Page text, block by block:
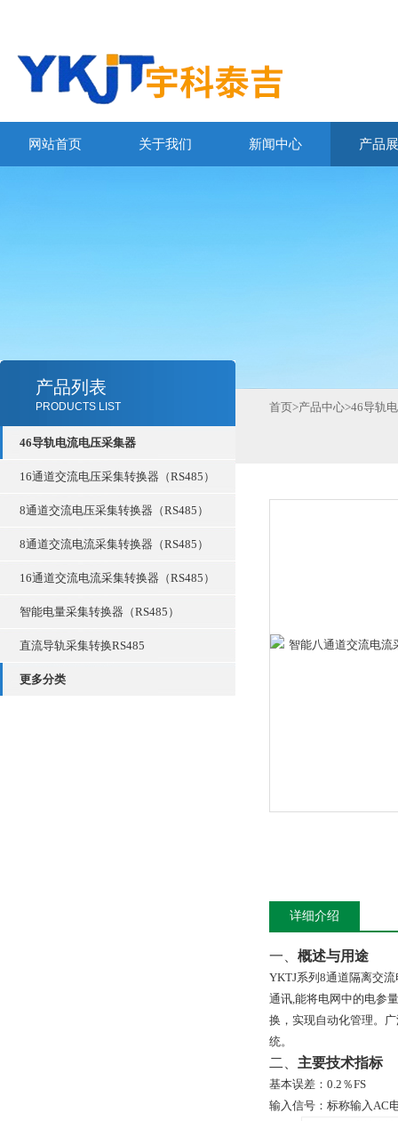
网站首页 关于我们 新闻中心 产品
产品列表
PRODUCTS LIST
46导轨电流电压采集器
16通道交流电压采集转换器（RS485）
8通道交流电压采集转换器（RS485）
8通道交流电流采集转换器（RS485）
16通道交流电流采集转换器（RS485）
智能电量采集转换器（RS485）
直流导轨采集转换RS485
更多分类
首页>产品中心>46导轨
详细介绍
一、 概述与用途
YKTJ系列 8通道隔离交
通讯,能将电网中的电参
换，实现自动化管理。
统。
二、 主要技术指标
基本误差： 0.2 ％FS
输入信号： 标称输入AC